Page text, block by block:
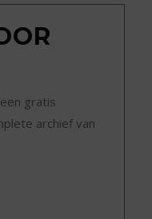
gratis
archief van